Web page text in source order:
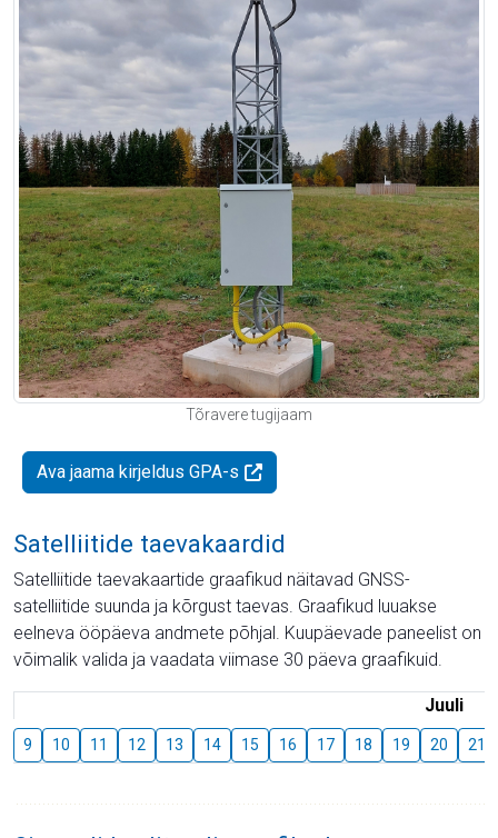
Tõravere tugijaam
Ava jaama kirjeldus GPA-s
Satelliitide taevakaardid
Satelliitide taevakaartide graafikud näitavad GNSS-
satelliitide suunda ja kõrgust taevas. Graafikud luuakse
eelneva ööpäeva andmete põhjal. Kuupäevade paneelist on
võimalik valida ja vaadata viimase 30 päeva graafikuid.
Juuli
9 10 11 12 13 14 15 16 17 18 19 20 21